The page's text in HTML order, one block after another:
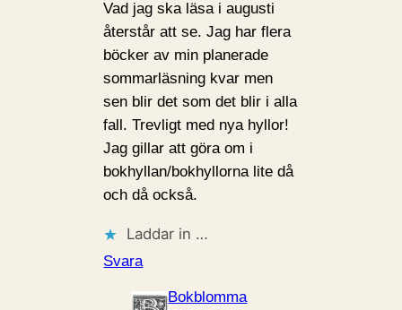
Vad jag ska läsa i augusti
återstår att se. Jag har flera
böcker av min planerade
sommarläsning kvar men
sen blir det som det blir i alla
fall. Trevligt med nya hyllor!
Jag gillar att göra om i
bokhyllan/bokhyllorna lite då
och då också.
Laddar in …
Svara
Bokblomma